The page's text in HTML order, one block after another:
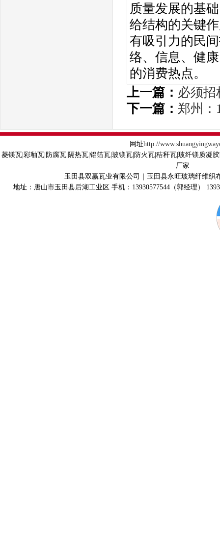
质量发展的基
给结构的关键
有吸引力的民
络、信息、健
的消费热点。
上一篇： 必须
下一篇： 郑州：
网址http://
菱镁瓦|彩釉瓦|防腐瓦|隔热瓦|铝箔瓦|玻镁瓦|防火瓦|秸秆瓦|玻纤镁质凝
厂家
玉田县双赢瓦业有限公司｜玉田县永旺玻璃纤维织
地址：唐山市玉田县后湖工业区 手机：13930577544（郭经理）